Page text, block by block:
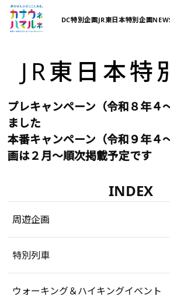
DC特別企画JR東日本特別企画
JR東日本特
プレキャンペーン（令和８年４
ました
本番キャンペーン（令和９年４
画は２月～順次掲載予定です
INDEX
周遊企画
特別列車
ウォーキング＆ハイキングイベント